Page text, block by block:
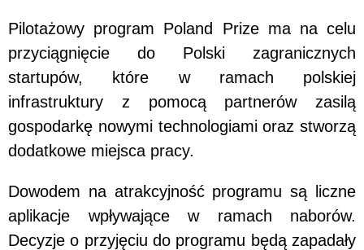
Pilotażowy program Poland Prize ma na celu
przyciągnięcie do Polski zagranicznych
startupów, które w ramach polskiej
infrastruktury z pomocą partnerów zasilą
gospodarkę nowymi technologiami oraz stworzą
dodatkowe miejsca pracy.
Dowodem na atrakcyjność programu są liczne
aplikacje wpływające w ramach naborów.
Decyzje o przyjęciu do programu będą zapadały